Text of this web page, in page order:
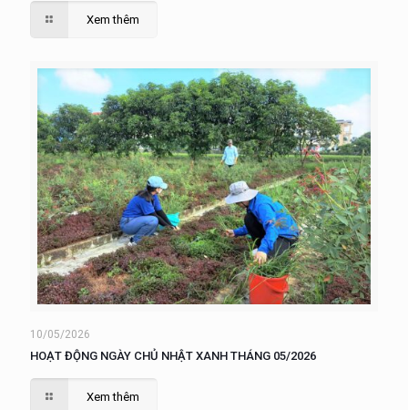
Xem thêm
10/05/2026
HOẠT ĐỘNG NGÀY CHỦ NHẬT XANH THÁNG 05/2026
Xem thêm